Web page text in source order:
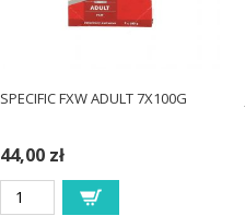
SPECIFIC FXW ADULT 7X100G
44,00 zł